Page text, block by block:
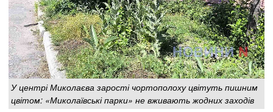
У центрі Миколаєва зарості чортополоху цвітуть пишним
цвітом: «Миколаївські парки» не вживають жодних заходів